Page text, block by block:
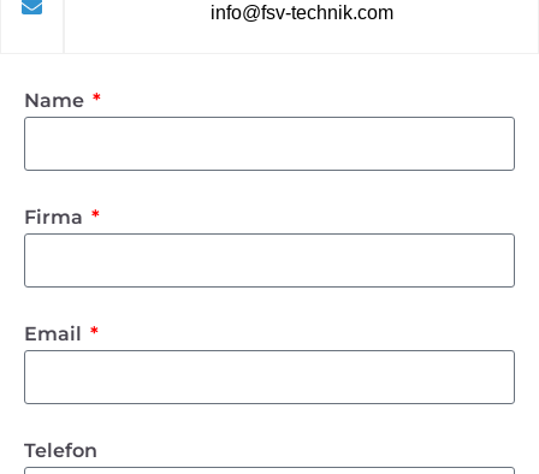
info@fsv-technik.com
Name
Firma
Email
Telefon